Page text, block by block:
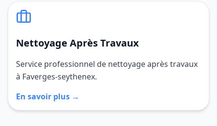
Nettoyage Après Travaux
Service professionnel de nettoyage après travaux
à Faverges-seythenex.
En savoir plus →